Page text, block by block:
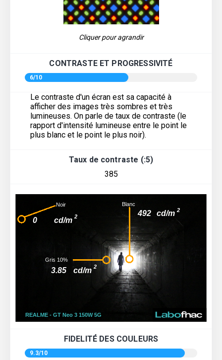
Cliquer pour agrandir
CONTRASTE ET PROGRESSIVITÉ
6/10
Le contraste d'un écran est sa capacité à
afficher des images très sombres et très
lumineuses. On parle de taux de contraste (le
rapport d'intensité lumineuse entre le point le
plus blanc et le point le plus noir).
Taux de contraste (:5)
385
FIDELITÉ DES COULEURS
9.3/10